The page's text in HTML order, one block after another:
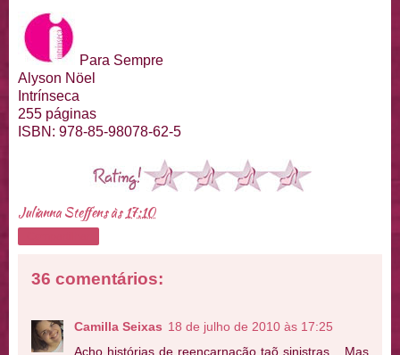
Para Sempre
Alyson Nöel
Intrínseca
255 páginas
ISBN: 978-85-98078-62-5
Julianna Steffensàs 17:10
36 comentários:
Camilla Seixas 18 de julho de 2010 às 17:25
Acho histórias de reencarnação taõ sinistras... Mas